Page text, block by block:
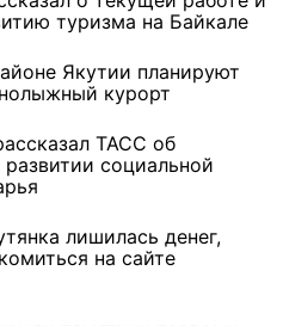
туризма на Байкале
Якутии планируют
курорт
ТАСС об
социальной
лишилась денег,
на сайте